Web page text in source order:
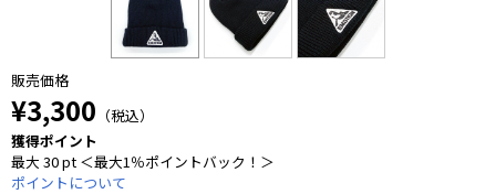
販売価格
¥3,300 （税込）
獲得ポイント
最大 30 pt ＜最大1％ポイントバック！＞
ポイントについて